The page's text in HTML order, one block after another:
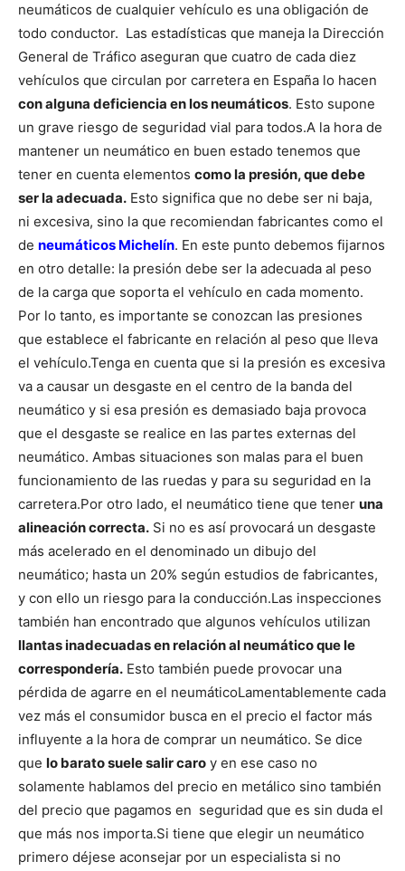
neumáticos de cualquier vehículo es una obligación de
todo conductor. Las estadísticas que maneja la Dirección
General de Tráfico aseguran que cuatro de cada diez
vehículos que circulan por carretera en España lo hacen
con alguna deficiencia en los neumáticos. Esto supone
un grave riesgo de seguridad vial para todos.A la hora de
mantener un neumático en buen estado tenemos que
tener en cuenta elementos como la presión, que debe
ser la adecuada. Esto significa que no debe ser ni baja,
ni excesiva, sino la que recomiendan fabricantes como el
de neumáticos Michelín. En este punto debemos fijarnos
en otro detalle: la presión debe ser la adecuada al peso
de la carga que soporta el vehículo en cada momento.
Por lo tanto, es importante se conozcan las presiones
que establece el fabricante en relación al peso que lleva
el vehículo.Tenga en cuenta que si la presión es excesiva
va a causar un desgaste en el centro de la banda del
neumático y si esa presión es demasiado baja provoca
que el desgaste se realice en las partes externas del
neumático. Ambas situaciones son malas para el buen
funcionamiento de las ruedas y para su seguridad en la
carretera.Por otro lado, el neumático tiene que tener una
alineación correcta. Si no es así provocará un desgaste
más acelerado en el denominado un dibujo del
neumático; hasta un 20% según estudios de fabricantes,
y con ello un riesgo para la conducción.Las inspecciones
también han encontrado que algunos vehículos utilizan
llantas inadecuadas en relación al neumático que le
correspondería. Esto también puede provocar una
pérdida de agarre en el neumáticoLamentablemente cada
vez más el consumidor busca en el precio el factor más
influyente a la hora de comprar un neumático. Se dice
que lo barato suele salir caro y en ese caso no
solamente hablamos del precio en metálico sino también
del precio que pagamos en seguridad que es sin duda el
que más nos importa.Si tiene que elegir un neumático
primero déjese aconsejar por un especialista si no